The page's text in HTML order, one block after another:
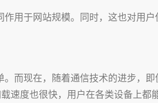
用于网站规模。同时，这也对用
而现在，随着通信技术的进步，
速度也很快，用户在各类设备上都